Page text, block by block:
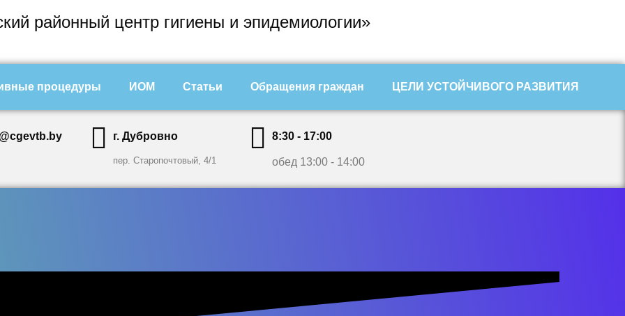
районный центр гигиены и эпидемиологии»
процедуры ИОМ Статьи Обращения граждан ЦЕЛИ УСТОЙЧИВОГО РАЗВИТИЯ
г. Дубровно
пер. Старопочтовый, 4/1
8:30 - 17:00
обед 13:00 - 14:00